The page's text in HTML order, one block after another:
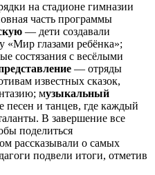
на стадионе гимназии
часть программы
— дети создавали
«Мир глазами ребёнка»;
состязания с весёлыми
— отряды
известных сказок,
музыкальный
и танцев, где каждый
В завершение все
поделиться
рассказывали о самых
подвели итоги, отметив